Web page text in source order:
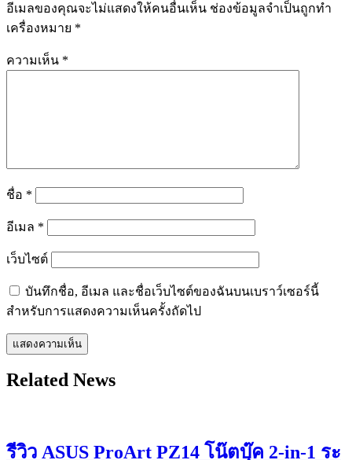
อีเมลของคุณจะไม่แสดงให้คนอื่นเห็น ช่องข้อมูลจำเป็นถูกทำ
เครื่องหมาย *
ความเห็น *
ชื่อ *
อีเมล *
เว็บไซต์
บันทึกชื่อ, อีเมล และชื่อเว็บไซต์ของฉันบนเบราว์เซอร์นี้
สำหรับการแสดงความเห็นครั้งถัดไป
Related News
รีวิว ASUS ProArt PZ14 โน๊ตบุ๊ค 2-in-1 ระ